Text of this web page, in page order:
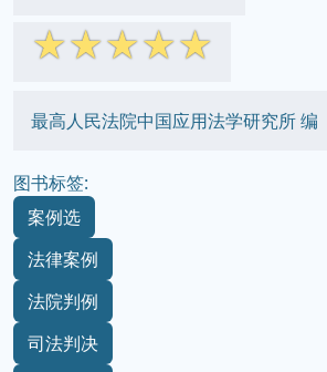
☆☆☆☆☆
最高人民法院中国应用法学研究所 编
图书标签:
案例选
法律案例
法院判例
司法判决